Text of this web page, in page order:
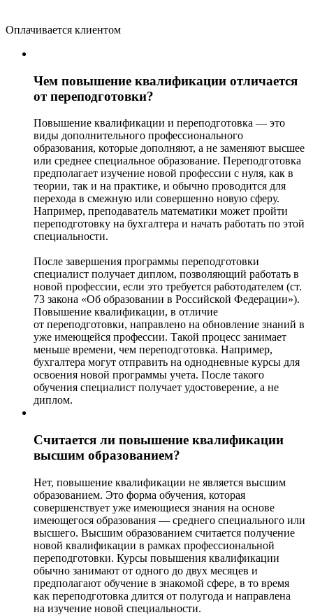
Оплачивается клиентом
Чем повышение квалификации отличается
от переподготовки?
Повышение квалификации и переподготовка — это
виды дополнительного профессионального
образования, которые дополняют, а не заменяют высшее
или среднее специальное образование. Переподготовка
предполагает изучение новой профессии с нуля, как в
теории, так и на практике, и обычно проводится для
перехода в смежную или совершенно новую сферу.
Например, преподаватель математики может пройти
переподготовку на бухгалтера и начать работать по этой
специальности.
После завершения программы переподготовки
специалист получает диплом, позволяющий работать в
новой профессии, если это требуется работодателем (ст.
73 закона «Об образовании в Российской Федерации»).
Повышение квалификации, в отличие
от переподготовки, направлено на обновление знаний в
уже имеющейся профессии. Такой процесс занимает
меньше времени, чем переподготовка. Например,
бухгалтера могут отправить на однодневные курсы для
освоения новой программы учета. После такого
обучения специалист получает удостоверение, а не
диплом.
Считается ли повышение квалификации
высшим образованием?
Нет, повышение квалификации не является высшим
образованием. Это форма обучения, которая
совершенствует уже имеющиеся знания на основе
имеющегося образования — среднего специального или
высшего. Высшим образованием считается получение
новой квалификации в рамках профессиональной
переподготовки. Курсы повышения квалификации
обычно занимают от одного до двух месяцев и
предполагают обучение в знакомой сфере, в то время
как переподготовка длится от полугода и направлена
на изучение новой специальности.